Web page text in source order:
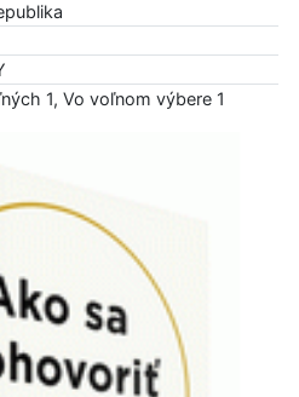
1, Vo voľnom výbere 1